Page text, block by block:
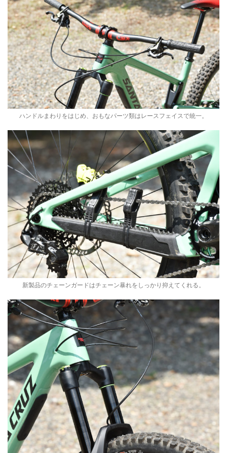
ハンドルまわりをはじめ、おもなパーツ類はレースフェイスで統一。
新製品のチェーンガードはチェーン暴れをしっかり抑えてくれる。